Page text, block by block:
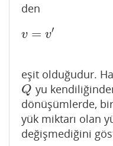
den
v = v′
v=v′
eşit olduğudur.
Q
Q yu
dönüşümlerde,
yük miktarı olan
değişmediğini